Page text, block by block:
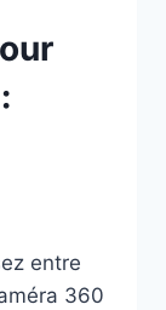
entre
360